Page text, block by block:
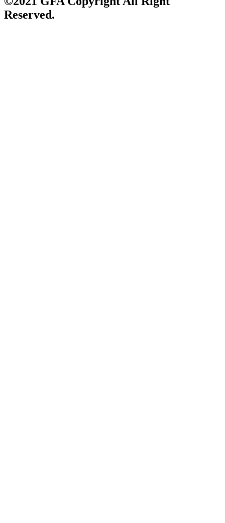
Reserved.